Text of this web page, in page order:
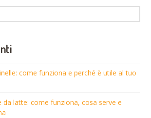
come funziona e perché è utile al tuo
da latte: come funziona, cosa serve e